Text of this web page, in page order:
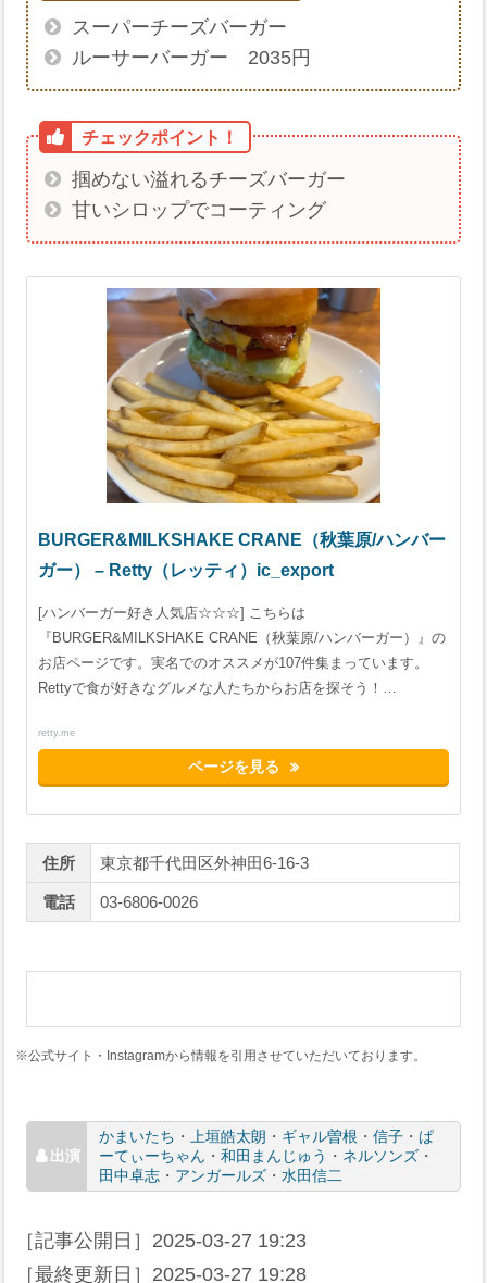
スーパーチーズバーガー
ルーサーバーガー 2035円
掴めない溢れるチーズバーガー
甘いシロップでコーティング
BURGER&MILKSHAKE CRANE（秋葉原/ハンバー
ガー） – Retty（レッティ）ic_export
[ハンバーガー好き人気店☆☆☆] こちらは
『BURGER&MILKSHAKE CRANE（秋葉原/ハンバーガー）』の
お店ページです。実名でのオススメが107件集まっています。
Rettyで食が好きなグルメな人たちからお店を探そう！…
retty.me
ページを見る
住所 東京都千代田区外神田6-16-3
電話 03-6806-0026
※公式サイト・Instagramから情報を引用させていただいております。
かまいたち ・ 上垣皓太朗 ・ ギャル曽根 ・ 信子・ ぱ
ーてぃーちゃん ・ 和田まんじゅう ・ ネルソンズ・
田中卓志・ アンガールズ・ 水田信二
［記事公開日］ 2025-03-27 19:23
［最終更新日］ 2025-03-27 19:28